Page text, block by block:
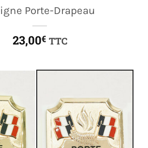
Porte-Drapeau
23,00€ TTC